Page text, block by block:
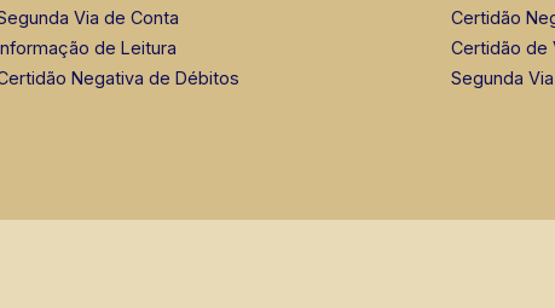
Via de Conta
de Leitura
Negativa de Débitos
Certidão
Certidão de
Segunda